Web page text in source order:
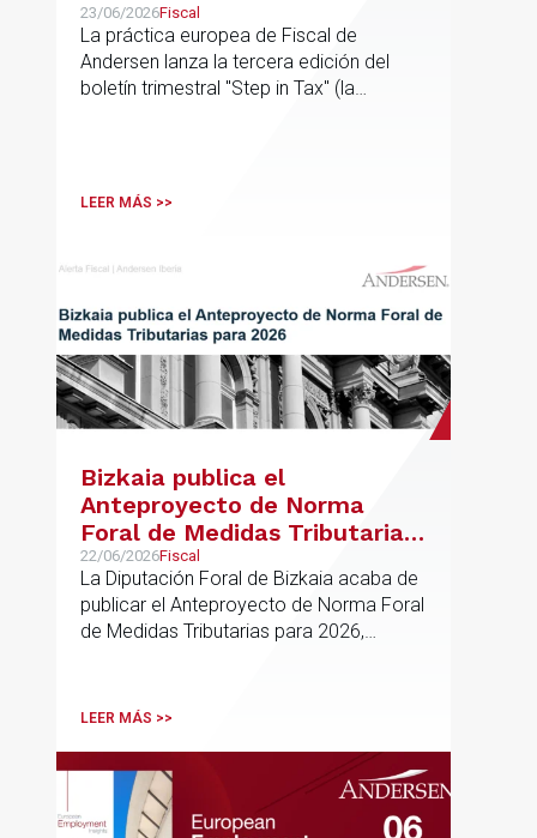
23/06/2026Fiscal
La práctica europea de Fiscal de
Andersen lanza la tercera edición del
boletín trimestral "Step in Tax" (la
internacionales de la UE
LEER MÁS >>
Bizkaia publica el
Anteproyecto de Norma
Foral de Medidas Tributarias
para 2026
22/06/2026Fiscal
La Diputación Foral de Bizkaia acaba de
publicar el Anteproyecto de Norma Foral
de Medidas Tributarias para 2026,
modificaciones que afectan
LEER MÁS >>